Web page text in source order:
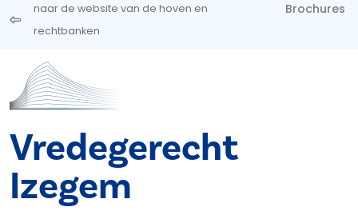
naar de website van de hoven en
rechtbanken
Brochures
Vredegerecht
Izegem